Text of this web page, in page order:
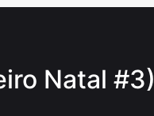
Natal #3)